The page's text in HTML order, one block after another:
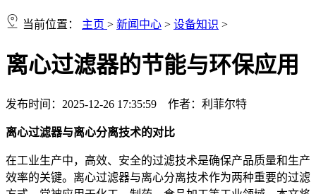
当前位置： 主页 > 新闻中心 > 设备知识 >
离心过滤器的节能与环保应用
发布时间：2025-12-26 17:35:59 作者：利菲尔特
离心过滤器与离心分离技术的对比
在工业生产中，高效、安全的过滤技术是确保产品质量和生产
效率的关键。离心过滤器与离心分离技术作为两种重要的过滤